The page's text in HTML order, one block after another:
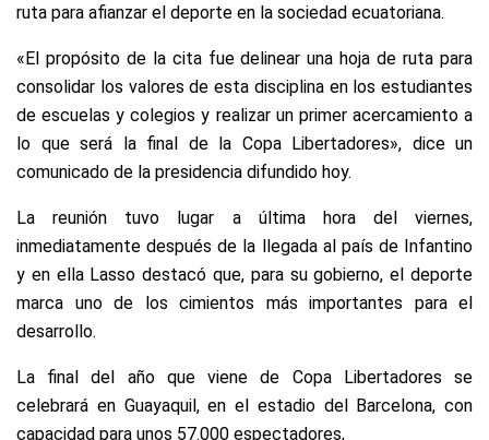
ruta para afianzar el deporte en la sociedad ecuatoriana.
«El propósito de la cita fue delinear una hoja de ruta para
consolidar los valores de esta disciplina en los estudiantes
de escuelas y colegios y realizar un primer acercamiento a
lo que será la final de la Copa Libertadores», dice un
comunicado de la presidencia difundido hoy.
La reunión tuvo lugar a última hora del viernes,
inmediatamente después de la llegada al país de Infantino
y en ella Lasso destacó que, para su gobierno, el deporte
marca uno de los cimientos más importantes para el
desarrollo.
La final del año que viene de Copa Libertadores se
celebrará en Guayaquil, en el estadio del Barcelona, con
capacidad para unos 57.000 espectadores,